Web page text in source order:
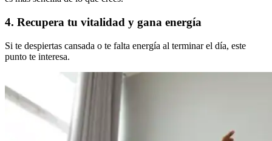
4. Recupera tu vitalidad y gana energía
Si te despiertas cansada o te falta energía al terminar el día, este
punto te interesa.